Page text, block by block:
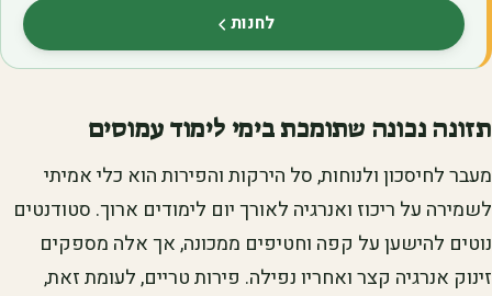
לחנות(נפתח בלשונית חדשה)
תזונה נכונה שתומכת בימי לימוד עמוסים
מעבר לחיסכון ולנוחות, סל הירקות והפירות הוא כלי אמיתי
לשמירה על ריכוז ואנרגיה לאורך יום לימודים ארוך. סטודנטים
נוטים להישען על קפה וחטיפים ממכונה, אך אלה מספקים
זינוק אנרגיה קצר ואחריו נפילה. פירות טריים, לעומת זאת,